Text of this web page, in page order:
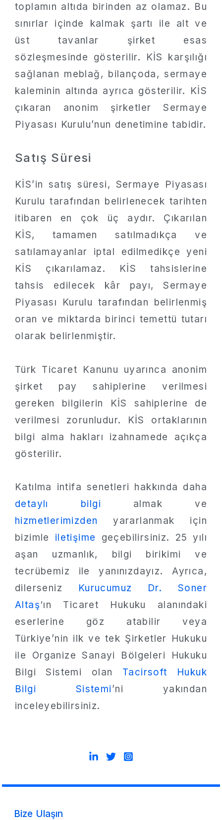
toplamın altıda birinden az olamaz. Bu
sınırlar içinde kalmak şartı ile alt ve
üst tavanlar şirket esas
sözleşmesinde gösterilir. KİS karşılığı
sağlanan meblağ, bilançoda, sermaye
kaleminin altında ayrıca gösterilir. KİS
çıkaran anonim şirketler Sermaye
Piyasası Kurulu’nun denetimine tabidir.
Satış Süresi
KİS’in satış süresi, Sermaye Piyasası
Kurulu tarafından belirlenecek tarihten
itibaren en çok üç aydır. Çıkarılan
KİS, tamamen satılmadıkça ve
satılamayanlar iptal edilmedikçe yeni
KİS çıkarılamaz. KİS tahsislerine
tahsis edilecek kâr payı, Sermaye
Piyasası Kurulu tarafından belirlenmiş
oran ve miktarda birinci temettü tutarı
olarak belirlenmiştir.
Türk Ticaret Kanunu uyarınca anonim
şirket pay sahiplerine verilmesi
gereken bilgilerin KİS sahiplerine de
verilmesi zorunludur. KİS ortaklarının
bilgi alma hakları izahnamede açıkça
gösterilir.
Katılma intifa senetleri hakkında daha
detaylı bilgi almak ve
hizmetlerimizden
yararlanmak için
bizimle iletişime
geçebilirsiniz. 25 yılı
aşan uzmanlık, bilgi birikimi ve
tecrübemiz ile yanınızdayız. Ayrıca,
dilerseniz Kurucumuz Dr. Soner
Altaş‘ın Ticaret Hukuku alanındaki
eserlerine göz atabilir veya
Türkiye’nin ilk ve tek Şirketler Hukuku
ile Organize Sanayi Bölgeleri Hukuku
Bilgi Sistemi olan Tacirsoft Hukuk
Bilgi Sistemi’ni yakından
inceleyebilirsiniz.
Bize Ulaşın